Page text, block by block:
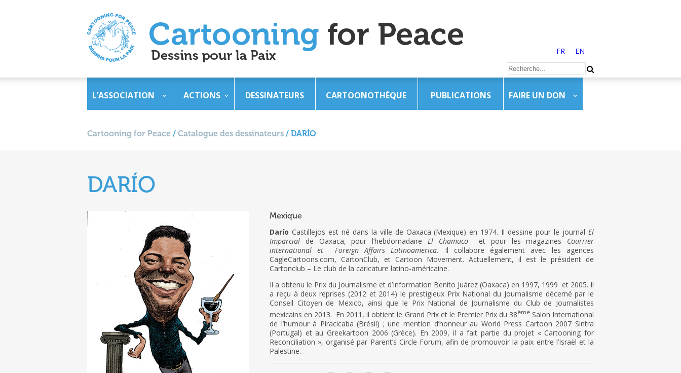
FR EN
L’ASSOCIATION ACTIONS DESSINATEURS CARTOONOTHÈQUE PUBLICATIONS FAIRE UN DON
Cartooning for Peace / Catalogue des dessinateurs / DARÍO
DARÍO
Mexique
Darío Castillejos est né dans la ville de Oaxaca (Mexique) en 1974. Il dessine pour le journal El
Imparcial de Oaxaca, pour l’hebdomadaire El Chamucoet pour les magazines Courrier
international et
Foreign Affairs Latinoamerica. Il collabore également avec les agences
CagleCartoons.com, CartonClub, et Cartoon Movement. Actuellement, il est le président de
Cartonclub – Le club de la caricature latino-américaine.
Il a obtenu le Prix du Journalisme et d’Information Benito Juárez (Oaxaca) en 1997, 1999 et 2005. Il
a reçu à deux reprises (2012 et 2014) le prestigieux Prix National du Journalisme décerné par le
Conseil Citoyen de Mexico, ainsi que le Prix National de Journalisme du Club de Journalistes
mexicains en 2013. En 2011, il obtient le Grand Prix et le Premier Prix du 38èmeSalon International
de l’humour à Piracicaba (Brésil) ; une mention d’honneur au World Press Cartoon 2007 Sintra
(Portugal) et au Greekartoon 2006 (Grèce). En 2009, il a fait partie du projet « Cartooning for
Reconciliation », organisé par Parent’s Circle Forum, afin de promouvoir la paix entre l’Israël et la
Palestine.